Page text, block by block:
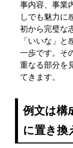
事内容、事業
しでも魅力に
初から完璧な
「いいな」
一歩です。そ
重なる部分を
てきます。
例文は構
に置き換